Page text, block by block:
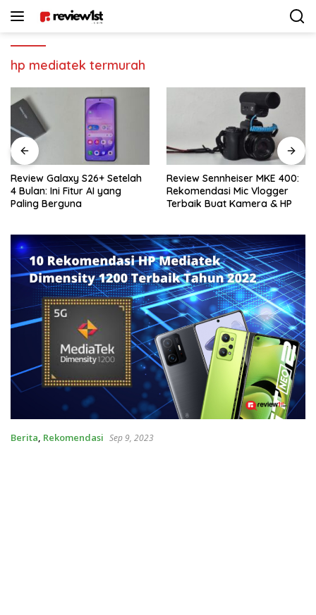
hp mediatek termurah
Review Galaxy S26+ Setelah
4 Bulan: Ini Fitur AI yang
Paling Berguna
Review Sennheiser MKE 400:
Rekomendasi Mic Vlogger
Terbaik Buat Kamera & HP
Berita Rekomendasi Sep 9, 2023